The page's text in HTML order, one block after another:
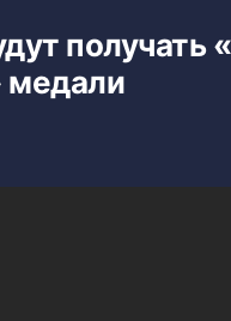
получать
медали